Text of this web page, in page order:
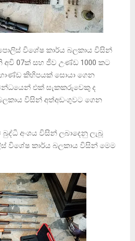
විශේෂ කාර්ය බලකාය විසින්
07ක් සහ ජීව උණ්ඩ 1000 කට
භාණ්ඩ කිහිපයක් සොයා ගෙන
එක් සැකකරුවෙකු ද
විසින් අත්අඩංගුවට ගෙන
බුද්ධි අංශය විසින් ලබාදෙනු ලැබූ
විශේෂ කාර්ය බලකාය විසින් මෙම